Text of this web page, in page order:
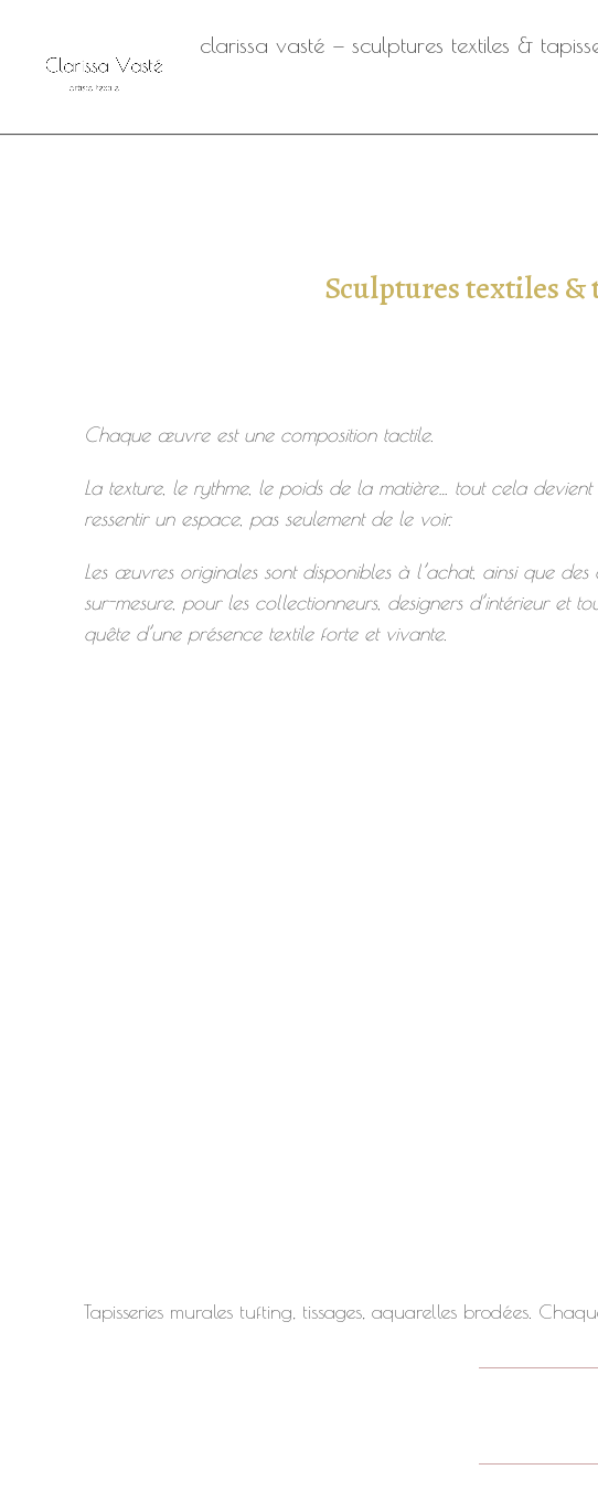
clarissa vasté — sculptures textiles &
Sculptures textiles &
Chaque œuvre est une composition tactile.
La texture, le rythme, le poids de la matière… tout cela
ressentir un espace, pas seulement de le voir.
Les œuvres originales sont disponibles à l’achat, ainsi que des
sur-mesure, pour les collectionneurs, designers d’intérieur et
quête d’une présence textile forte et vivante.
Tapisseries murales tufting, tissages, aquarelles brodées.